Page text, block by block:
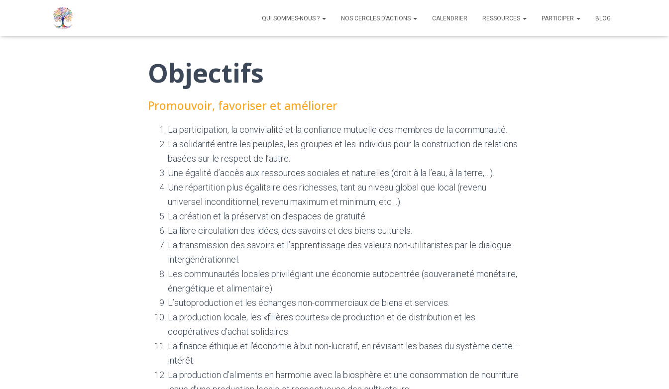
QUI SOMMES-NOUS ? NOS CERCLES D’ACTIONS CALENDRIER RESSOURCES PARTICIPER BLOG
Objectifs
Promouvoir, favoriser et améliorer
La participation, la convivialité et la confiance mutuelle des membres de la communauté.
La solidarité entre les peuples, les groupes et les individus pour la construction de relations
basées sur le respect de l’autre.
Une égalité d’accès aux ressources sociales et naturelles (droit à la l’eau, à la terre,…).
Une répartition plus égalitaire des richesses, tant au niveau global que local (revenu
universel inconditionnel, revenu maximum et minimum, etc…).
La création et la préservation d’espaces de gratuité.
La libre circulation des idées, des savoirs et des biens culturels.
La transmission des savoirs et l’apprentissage des valeurs non-utilitaristes par le dialogue
intergénérationnel.
Les communautés locales privilégiant une économie autocentrée (souveraineté monétaire,
énergétique et alimentaire).
L’autoproduction et les échanges non-commerciaux de biens et services.
La production locale, les «filières courtes» de production et de distribution et les
coopératives d’achat solidaires.
La finance éthique et l’économie à but non-lucratif, en révisant les bases du système dette –
intérêt.
La production d’aliments en harmonie avec la biosphère et une consommation de nourriture